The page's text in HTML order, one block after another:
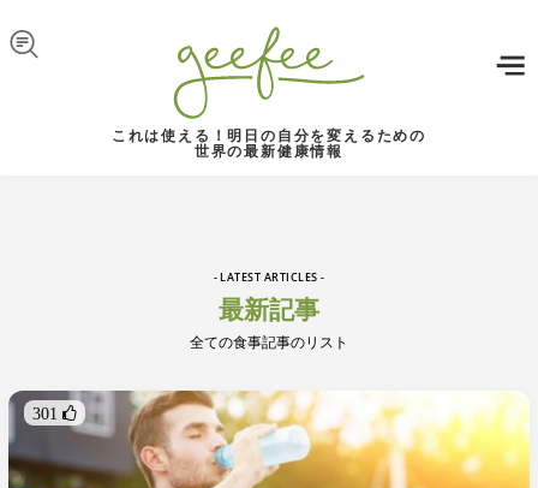
これは使える！明日の自分を変えるための
世界の最新健康情報
- LATEST ARTICLES -
最新記事
全ての食事記事のリスト
301 